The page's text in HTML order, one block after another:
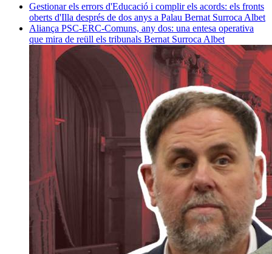
Gestionar els errors d'Educació i complir els acords: els fronts
oberts d'Illa després de dos anys a Palau Bernat Surroca Albet
Aliança PSC-ERC-Comuns, any dos: una entesa operativa
que mira de reüll els tribunals Bernat Surroca Albet